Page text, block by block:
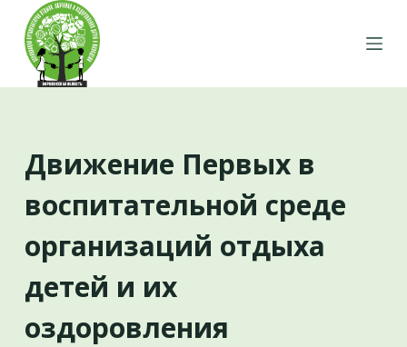
П
е
е
к
т
Движение Первых в
воспитательной среде
организаций отдыха
детей и их
оздоровления